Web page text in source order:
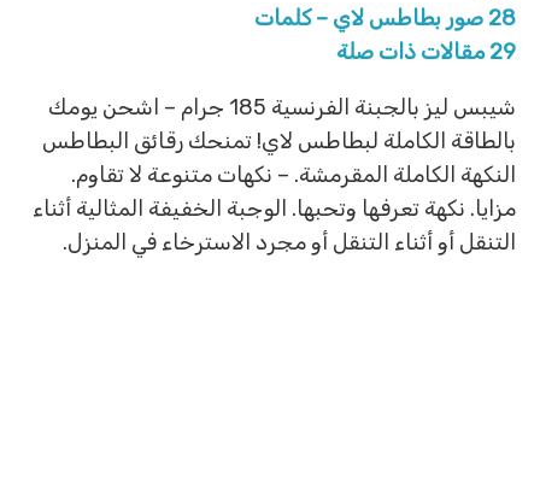
28 صور بطاطس لاي – كلمات
29 مقالات ذات صلة
شيبس ليز بالجبنة الفرنسية 185 جرام – اشحن يومك
بالطاقة الكاملة لبطاطس لاي! تمنحك رقائق البطاطس
النكهة الكاملة المقرمشة. – نكهات متنوعة لا تقاوم.
مزايا. نكهة تعرفها وتحبها. الوجبة الخفيفة المثالية أثناء
التنقل أو أثناء التنقل أو مجرد الاسترخاء في المنزل.